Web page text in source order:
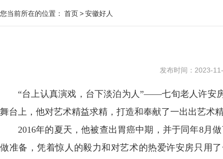
您当前所在的位置： 首页>安徽好人
发布时间：2023-
“台上认真演戏，台下淡泊为人”——七旬老人许安
舞台上，他对艺术精益求精，打造和奉献了一出出艺术
2016年的夏天，他被查出胃癌中期，并于同年8月
做准备，凭着惊人的毅力和对艺术的热爱许安房只用